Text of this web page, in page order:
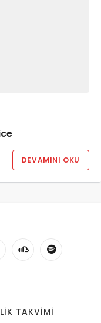
DEVAMINI OKU
TAKVIMI